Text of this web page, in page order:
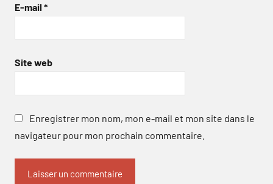
E-mail *
Site web
Enregistrer mon nom, mon e-mail et mon site dans le
navigateur pour mon prochain commentaire.